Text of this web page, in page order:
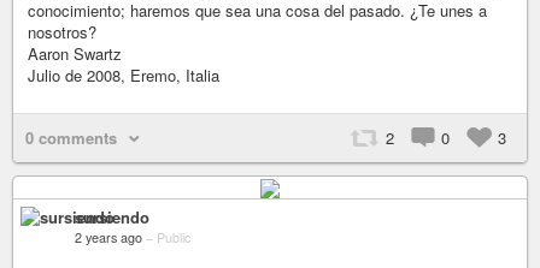
conocimiento; haremos que sea una cosa del pasado. ¿Te unes a
nosotros?
Aaron Swartz
Julio de 2008, Eremo, Italia
0 comments 2 0 3
sursiendo
2 years ago – Public